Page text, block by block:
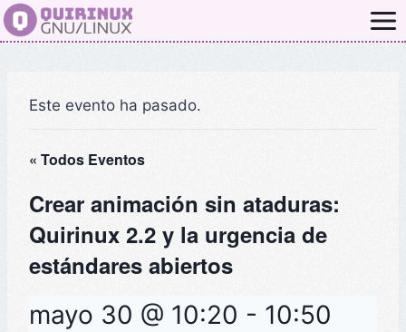
Saltar
al
Este evento ha pasado.
« Todos Eventos
Crear animación sin ataduras:
Quirinux 2.2 y la urgencia de
estándares abiertos
mayo 30 @ 10:20 - 10:50